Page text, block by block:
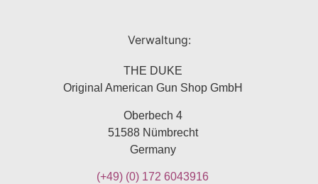
Verwaltung:
THE DUKE
Original American Gun Shop GmbH
Oberbech 4
51588 Nümbrecht
Germany
(+49) (0) 172 6043916